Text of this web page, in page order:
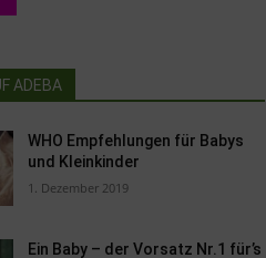
ADEBA
WHO Empfehlungen für Babys
und Kleinkinder
1. Dezember 2019
Ein Baby – der Vorsatz Nr.1 für’s